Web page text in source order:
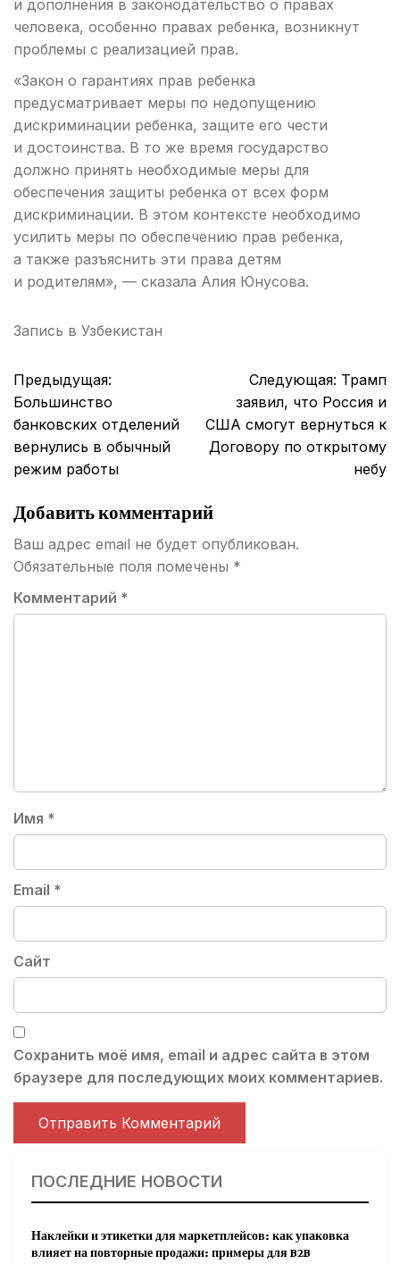
и дополнения в законодательство о правах
человека, особенно правах ребенка, возникнут
проблемы с реализацией прав.
«Закон о гарантиях прав ребенка
предусматривает меры по недопущению
дискриминации ребенка, защите его чести
и достоинства. В то же время государство
должно принять необходимые меры для
обеспечения защиты ребенка от всех форм
дискриминации. В этом контексте необходимо
усилить меры по обеспечению прав ребенка,
а также разъяснить эти права детям
и родителям», — сказала Алия Юнусова.
Запись в Узбекистан
Навигация
по
записям
Предыдущая:
Большинство
банковских отделений
вернулись в обычный
режим работы
Следующая: Трамп
заявил, что Россия и
США смогут вернуться к
Договору по открытому
небу
Добавить комментарий
Ваш адрес email не будет опубликован.
Обязательные поля помечены *
Комментарий *
Имя *
Email *
Сайт
Сохранить моё имя, email и адрес сайта в этом
браузере для последующих моих комментариев.
ПОСЛЕДНИЕ НОВОСТИ
Наклейки и этикетки для маркетплейсов: как упаковка
влияет на повторные продажи: примеры для B2B